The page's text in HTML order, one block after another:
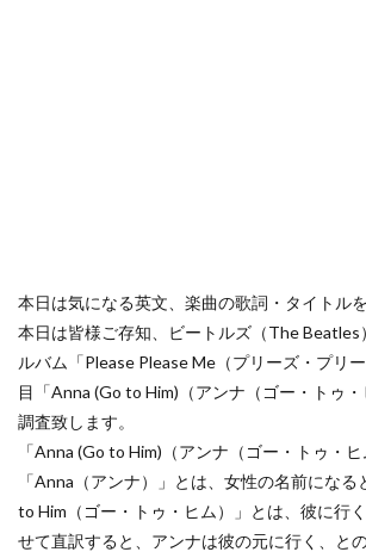
本日は気になる英文、楽曲の歌詞・タイトル
本日は皆様ご存知、ビートルズ（The Beatles
ルバム「Please Please Me（プリーズ・プリ
目「Anna (Go to Him)（アンナ（ゴー・トゥ
調査致します。
「Anna (Go to Him)（アンナ（ゴー・トゥ・
「Anna（アンナ）」とは、女性の名前にな
to Him（ゴー・トゥ・ヒム）」とは、彼に行
せて直訳すると、アンナは彼の元に行く、と